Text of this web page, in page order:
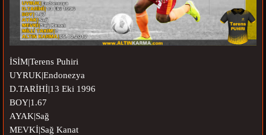
İSİM|Terens Puhiri
UYRUK|Endonezya
D.TARİHİ|13 Eki 1996
BOY|1.67
AYAK|Sağ
MEVKİ|Sağ Kanat